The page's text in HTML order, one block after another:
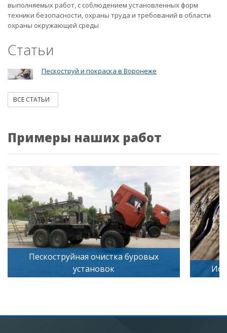
выполняемых работ, с соблюдением установленных форм
техники безопасности, охраны труда и требований в области
охраны окружающей среды
Статьи
Пескоструй и покраска в Воронеже
ВСЕ СТАТЬИ
Примеры наших работ
Пескоструйная очистка буровых
установок